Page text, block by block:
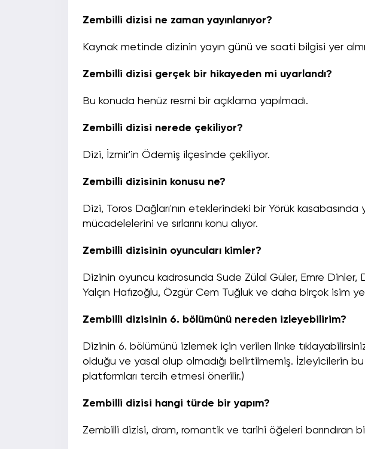
Zembilli dizisi ne zaman yayınlanıyor?
Kaynak metinde dizinin yayın günü ve saati bilgisi yer
Zembilli dizisi gerçek bir hikayeden mi uyarlandı?
Bu konuda henüz resmi bir açıklama yapılmadı.
Zembilli dizisi nerede çekiliyor?
Dizi, İzmir'in Ödemiş ilçesinde çekiliyor.
Zembilli dizisinin konusu ne?
Dizi, Toros Dağları'nın eteklerindeki bir Yörük kasabasında
mücadelelerini ve sırlarını konu alıyor.
Zembilli dizisinin oyuncuları kimler?
Dizinin oyuncu kadrosunda Sude Zülal Güler, Emre Dinler,
Yalçın Hafızoğlu, Özgür Cem Tuğluk ve daha birçok isim
Zembilli dizisinin 6. bölümünü nereden izleyebilirim?
Dizinin 6. bölümünü izlemek için verilen linke
olduğu ve yasal olup olmadığı belirtilmemiş. İzleyicilerin
platformları tercih etmesi önerilir.)
Zembilli dizisi hangi türde bir yapım?
Zembilli dizisi, dram, romantik ve tarihi öğeleri barındıran